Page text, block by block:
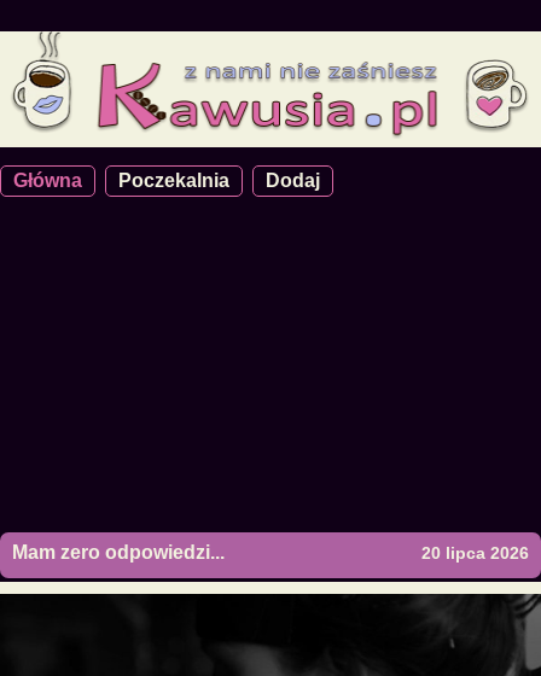
Główna Poczekalnia Dodaj
Mam zero odpowiedzi... 20 lipca 2026